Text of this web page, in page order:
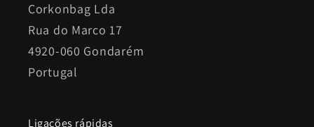
Corkonbag Lda
Rua do Marco 17
4920-060 Gondarém
Portugal
Ligações rápidas